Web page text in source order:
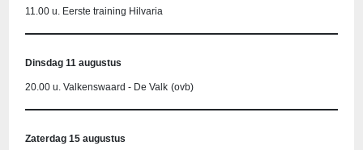
11.00 u. Eerste training Hilvaria
Dinsdag 11 augustus
20.00 u. Valkenswaard - De Valk (ovb)
Zaterdag 15 augustus